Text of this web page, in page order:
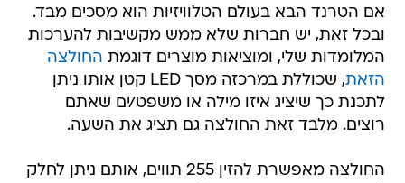
אם הטרנד הבא בעולם הטלוויזיות הוא מסכים מבד.
ובכל זאת, יש חברות שלא ממש מקשיבות להערכות
המלומדות שלי, ומוציאות מוצרים דוגמת החולצה
הזאת
, שכוללת במרכזה מסך LED קטן אותו ניתן
לתכנת כך שיציג איזו מילה או משפט/ים שאתם
רוצים. מלבד זאת החולצה גם תציג את השעה.
החולצה מאפשרת להזין 255 תווים, אותם ניתן לחלק